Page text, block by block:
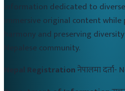
information dedicated to
immersive original content
harmony and preserving
Nepalese community.
Nepal Registrationनेपालमा दर्ता-